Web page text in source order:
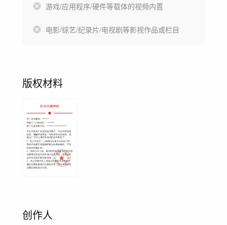
游戏/应用程序/硬件等载体的视频内置
电影/综艺/纪录片/电视剧等影视作品或栏目
版权材料
创作人